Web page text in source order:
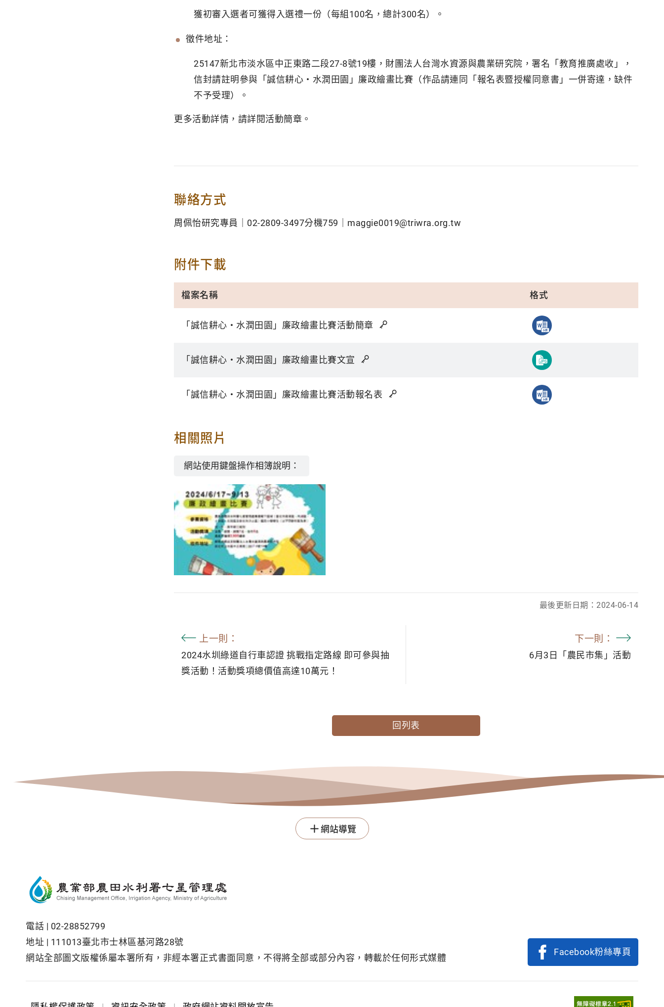
獲初審入選者可獲得入選禮一份（每組100名，總計300名）。
徵件地址：
25147新北市淡水區中正東路二段27-8號19樓，財團法人台灣水資源與農業研究院，署名「教育推廣處收」，
信封請註明參與「誠信耕心‧水潤田園」廉政繪畫比賽（作品請連同「報名表暨授權同意書」一併寄達，缺件
不予受理）。
更多活動詳情，請詳閱活動簡章。
聯絡方式
周佩怡研究專員｜02-2809-3497分機759｜maggie0019@triwra.org.tw
附件下載
檔案名稱 格式
「誠信耕心‧水潤田園」廉政繪畫比賽活動簡章
「誠信耕心‧水潤田園」廉政繪畫比賽文宣
「誠信耕心‧水潤田園」廉政繪畫比賽活動報名表
相關照片
網站使用鍵盤操作相簿說明：
最後更新日期：2024-06-14
上一則：
2024水圳綠道自行車認證 挑戰指定路線 即可參與抽
獎活動！活動獎項總價值高達10萬元！
下一則：
6月3日「農民市集」活動
回列表
網站導覽
電話 | 02-28852799
地址 | 111013臺北市士林區基河路28號
網站全部圖文版權係屬本署所有，非經本署正式書面同意，不得將全部或部分內容，轉載於任何形式媒體
Facebook粉絲專頁